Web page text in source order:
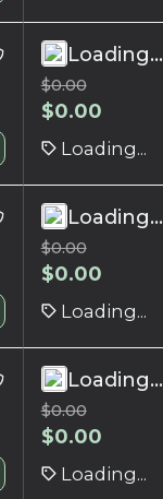
Loading...
$0.00
$0.00
Loading...
Loading...
$0.00
$0.00
Loading...
Loading...
$0.00
$0.00
Loading...